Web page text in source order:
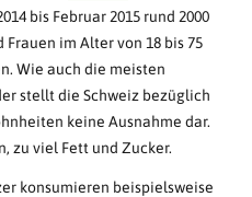
bis Februar 2015 rund 2000
Frauen im Alter von 18 bis 75
Wie auch die meisten
stellt die Schweiz bezüglich
keine Ausnahme dar.
zu viel Fett und Zucker.
konsumieren beispielsweise